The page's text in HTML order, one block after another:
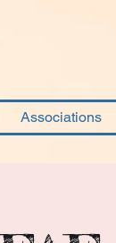
Associations